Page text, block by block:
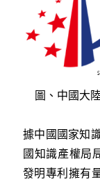
圖、中國大
據中國國家知
國知識產權局
發明專利擁有